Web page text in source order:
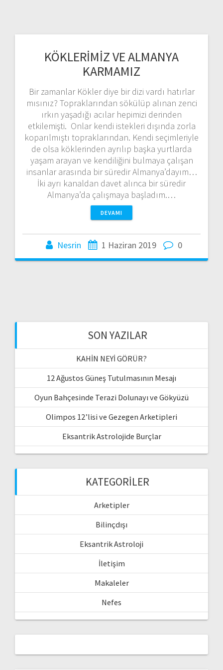
KÖKLERİMİZ VE ALMANYA
KARMAMIZ
Bir zamanlar Kökler diye bir dizi vardı hatırlar
mısınız? Topraklarından sökülüp alınan zenci
ırkın yaşadığı acılar hepimizi derinden
etkilemişti. Onlar kendi istekleri dışında zorla
koparılmıştı topraklarından. Kendi seçimleriyle
de olsa köklerinden ayrılıp başka yurtlarda
yaşam arayan ve kendiliğini bulmaya çalışan
insanlar arasında bir süredir Almanya’dayım…
İki ayrı kanaldan davet alınca bir süredir
Almanya’da çalışmaya başladım.…
DEVAMI
Nesrin 1 Haziran 2019 0
SON YAZILAR
KAHİN NEYİ GÖRÜR?
12 Ağustos Güneş Tutulmasının Mesajı
Oyun Bahçesinde Terazi Dolunayı ve Gökyüzü
Olimpos 12’lisi ve Gezegen Arketipleri
Eksantrik Astrolojide Burçlar
KATEGORILER
Arketipler
Bilinçdışı
Eksantrik Astroloji
İletişim
Makaleler
Nefes